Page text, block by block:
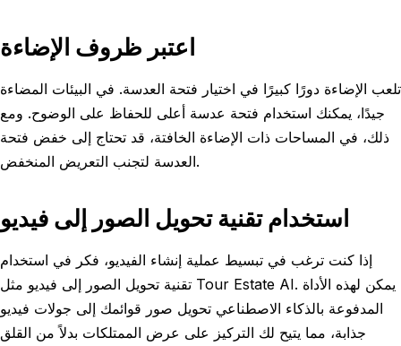
اعتبر ظروف الإضاءة
تلعب الإضاءة دورًا كبيرًا في اختيار فتحة العدسة. في البيئات المضاءة
جيدًا، يمكنك استخدام فتحة عدسة أعلى للحفاظ على الوضوح. ومع
ذلك، في المساحات ذات الإضاءة الخافتة، قد تحتاج إلى خفض فتحة
العدسة لتجنب التعريض المنخفض.
استخدام تقنية تحويل الصور إلى فيديو
إذا كنت ترغب في تبسيط عملية إنشاء الفيديو، فكر في استخدام
تقنية تحويل الصور إلى فيديو مثل Tour Estate AI. يمكن لهذه الأداة
المدفوعة بالذكاء الاصطناعي تحويل صور قوائمك إلى جولات فيديو
جذابة، مما يتيح لك التركيز على عرض الممتلكات بدلاً من القلق